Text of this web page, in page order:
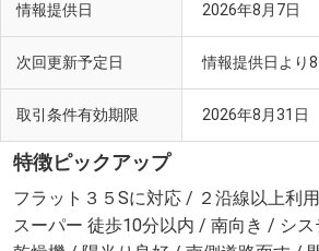
情報提供日 2026年8月7日
次回更新予定日 情報提供日より
取引条件有効期限 2026年8月31日
特徴ピックアップ
フラット３５Sに対応 / ２沿線以上利
スーパー 徒歩10分以内 / 南向き / シ